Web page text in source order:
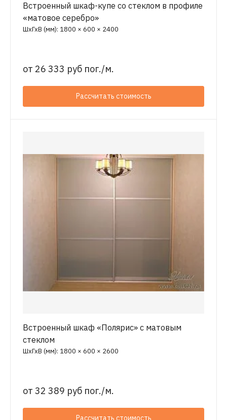
Встроенный шкаф-купе со стеклом в профиле
«матовое серебро»
ШхГхВ (мм): 1800 × 600 × 2400
от 26 333 руб пог./м.
Рассчитать стоимость
Встроенный шкаф «Полярис» с матовым
стеклом
ШхГхВ (мм): 1800 × 600 × 2600
от 32 389 руб пог./м.
Рассчитать стоимость